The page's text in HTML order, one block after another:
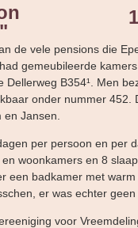
de vele pensions die
gemeubileerde
Dellerweg B354¹. Men
onder nummer 452.
Jansen.
per persoon en per
woonkamers en 8
een badkamer met warm
er was echter geen
voor